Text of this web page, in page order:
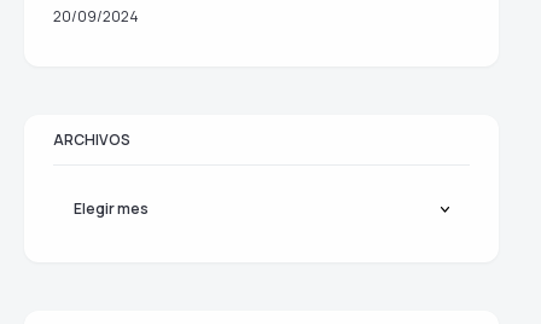
20/09/2024
ARCHIVOS